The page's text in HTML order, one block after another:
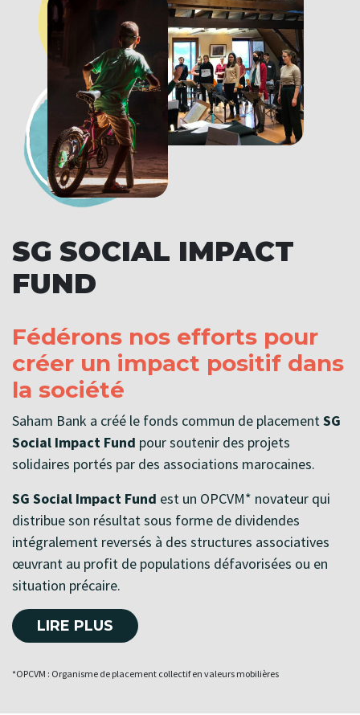
SG SOCIAL IMPACT
FUND
Fédérons nos efforts pour
créer un impact positif dans
la société
Saham Bank a créé le fonds commun de placement SG
Social Impact Fund pour soutenir des projets
solidaires portés par des associations marocaines.
SG Social Impact Fund est un OPCVM* novateur qui
distribue son résultat sous forme de dividendes
intégralement reversés à des structures associatives
œuvrant au profit de populations défavorisées ou en
situation précaire.
Ainsi, dans une démarche sociale et solidaire, les
investisseurs, aussi bien acteurs institutionnels,
volontairement à la plus-value générée par leur
LIRE PLUS
*OPCVM : Organisme de placement collectif en valeurs mobilières